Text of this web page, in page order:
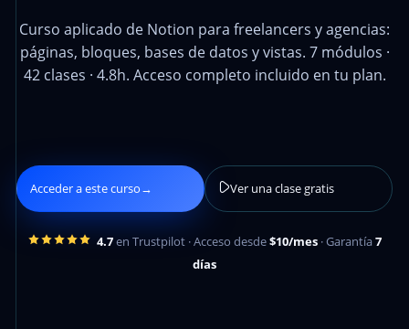
Curso aplicado de Notion para freelancers y agencias:
páginas, bloques, bases de datos y vistas. 7 módulos ·
42 clases · 4.8h. Acceso completo incluido en tu plan.
Acceder a este curso→ Ver una clase gratis
4.7en Trustpilot · Acceso desde$10/mes · Garantía7
días